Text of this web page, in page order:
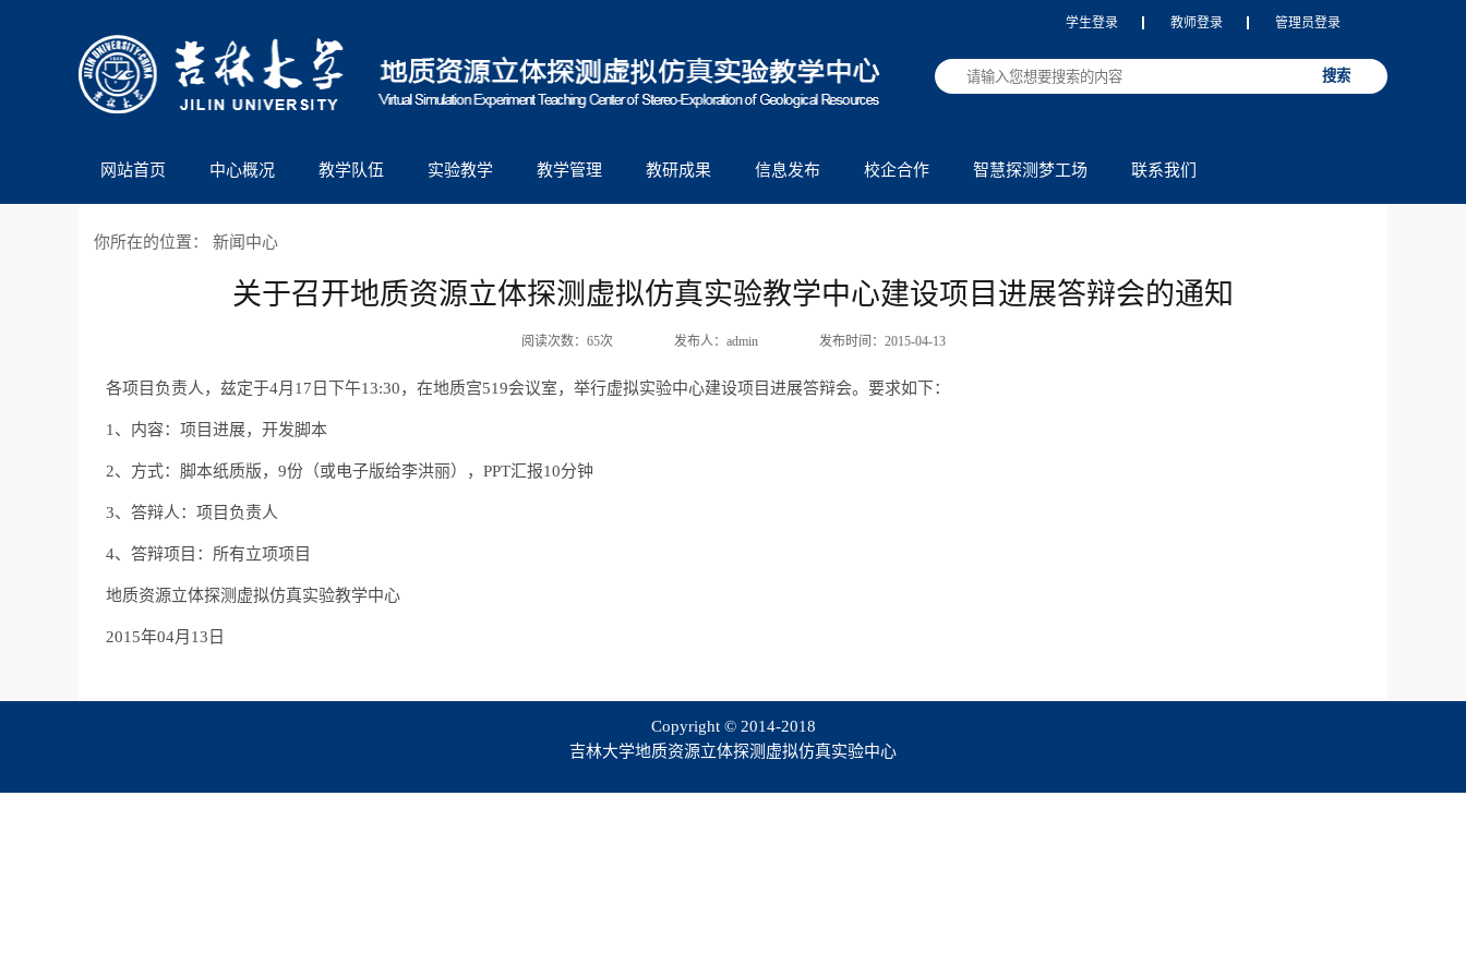
学生登录 教师登录 管理员登录
网站首页 中心概况 教学队伍 实验教学 教学管理 教研成果 信息发布 校企合作 智慧探测梦工场 联系我们
你所在的位置： 新闻中心
关于召开地质资源立体探测虚拟仿真实验教学中心建设项目进展答辩会的通知
阅读次数： 65次 发布人：admin 发布时间：2015-04-13
各项目负责人，兹定于4月17日下午13:30，在地质宫519会议室，举行虚拟实验中心建设项目进展答辩会。要求如下：
1、内容：项目进展，开发脚本
2、方式：脚本纸质版，9份（或电子版给李洪丽），PPT汇报10分钟
3、答辩人：项目负责人
4、答辩项目：所有立项项目
地质资源立体探测虚拟仿真实验教学中心
2015年04月13日
Copyright © 2014-2018
吉林大学地质资源立体探测虚拟仿真实验中心